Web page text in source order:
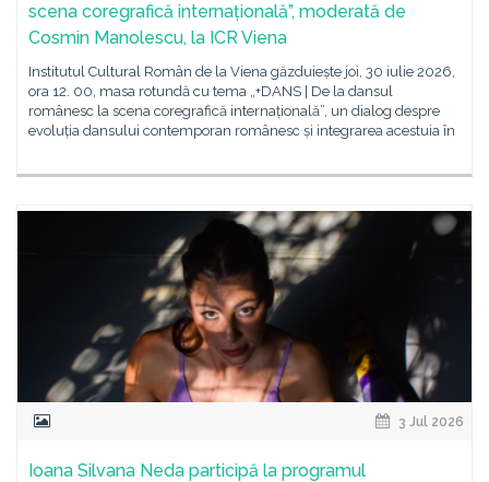
scena coregrafică internațională”, moderată de
Cosmin Manolescu, la ICR Viena
Institutul Cultural Român de la Viena găzduiește joi, 30 iulie 2026,
ora 12. 00, masa rotundă cu tema „+DANS | De la dansul
românesc la scena coregrafică internațională”, un dialog despre
evoluția dansului contemporan românesc și integrarea acestuia în
3 Jul 2026
Ioana Silvana Neda participă la programul